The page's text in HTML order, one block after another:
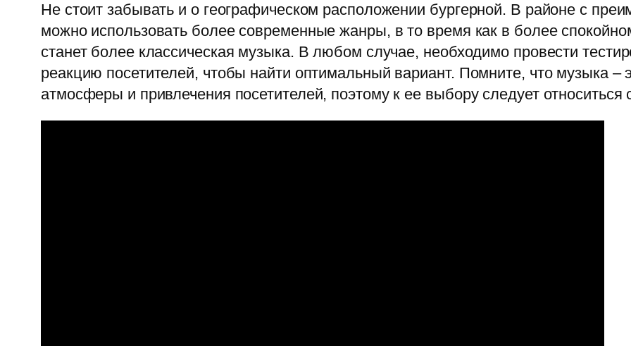
Не стоит забывать и о географическом расположении бургерной. В районе с
можно использовать более современные жанры, в то время как в более
станет более классическая музыка. В любом случае, необходимо провести
реакцию посетителей, чтобы найти оптимальный вариант. Помните, что музыка –
атмосферы и привлечения посетителей, поэтому к ее выбору следует относиться